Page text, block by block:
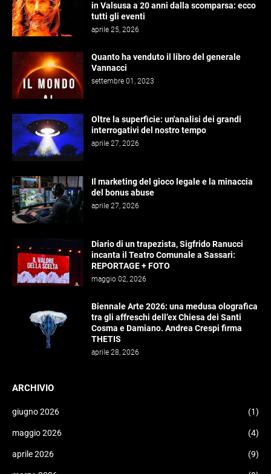
in Valsusa a 20 anni dalla scomparsa: ecco
tutti gli eventi
aprile 25, 2026
Quanto ha venduto il libro del generale
Vannacci
settembre 01, 2023
Oltre la superficie: un'analisi dei grandi
interrogativi del nostro tempo
aprile 27, 2026
Il marketing del gioco legale e la minaccia
del bonus abuse
aprile 27, 2026
Diario di un trapezista, Sigfrido Ranucci
incanta il Teatro Comunale a Sassari:
REPORTAGE + FOTO
maggio 02, 2026
Biennale Arte 2026: una medusa olografica
tra gli affreschi dell’ex Chiesa dei Santi
Cosma e Damiano. Andrea Crespi firma
THETIS
aprile 28, 2026
ARCHIVIO
giugno 2026 (1)
maggio 2026 (4)
aprile 2026 (9)